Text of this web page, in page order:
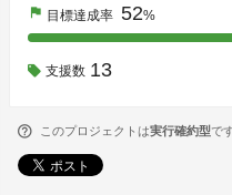
flag 目標達成率 52%
支援数 13
このプロジェクトは実行確約型で